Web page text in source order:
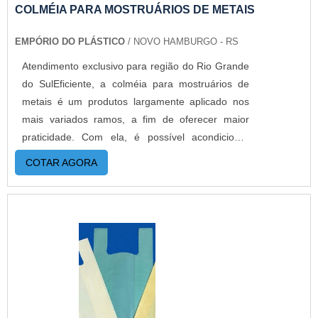
informações, basta solicitar um orçamento..
COLMÉIA PARA MOSTRUÁRIOS DE METAIS
EMPÓRIO DO PLÁSTICO / NOVO HAMBURGO - RS
Atendimento exclusivo para região do Rio Grande
do SulEficiente, a colméia para mostruários de
metais é um produtos largamente aplicado nos
mais variados ramos, a fim de oferecer maior
praticidade. Com ela, é possível acondicionar
peças, garantindo um melhor aproveitamento do
espaço e maior segurança. Por isso, é importante
garantir um bom distribuidor do
FUNCIONAMENTO DO PRODUTONa prática, as
colmeias contam com diferentes benefícios,
tornando-se uma verdadeira aliada das etapas
produtivas. Nesse cenário, ainda são
protagonistas por otimizarem o tempo do
demonstração e exibição dos produto metálicos,
COTAR AGORA